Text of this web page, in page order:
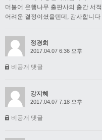
더불어 은행나무 출판사의 출간 서
어려운 결정이셨을텐데, 감사합니다
정경희
2017.04.07 6:36 오후
비공개 댓글
강지혜
2017.04.07 7:18 오후
비공개 댓글